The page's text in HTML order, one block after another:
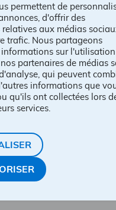
permettent de
d'offrir des
aux médias
trafic. Nous partageons
sur
partenaires de médias
qui peuvent
informations que
qu'ils ont collectées lors
services.
VOUS
PHARMACIE PRÉFÉRÉE
Coudé,
Nicolas Pinto
Granby
la majorité du
fabriquer le squelette du
EN LIRE PLUS